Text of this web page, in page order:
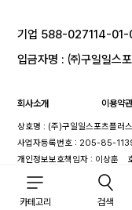
카테고리 검색
기업 588-027114-01-
입금자명 : ㈜구일일스
회사소개 이용약
상호명 : (주)구일일스포츠플러스
사업자등록번호 : 205-85-
개인정보보호책임자 : 이상훈